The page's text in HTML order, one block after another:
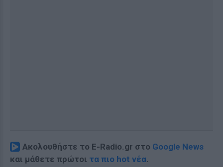
Ακολουθήστε το E-Radio.gr στο Google News
και μάθετε πρώτοι τα πιο hot νέα.